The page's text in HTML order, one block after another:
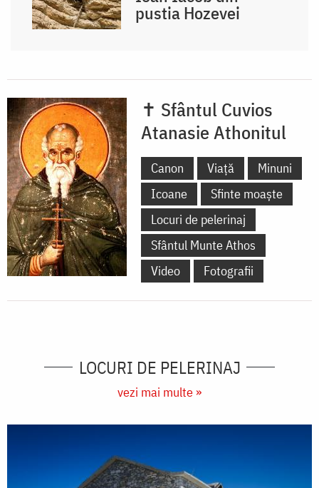
pustia Hozevei
✝ Sfântul Cuvios
Atanasie Athonitul
Canon Viață
Minuni
Icoane
Sfinte moaște
Locuri de pelerinaj
Sfântul Munte Athos
Video
Fotografii
LOCURI DE PELERINAJ
vezi mai multe »